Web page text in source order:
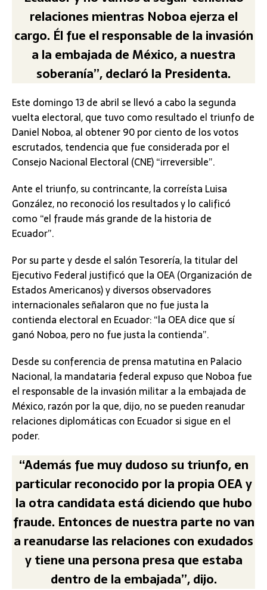
relaciones mientras Noboa ejerza el
cargo. Él fue el responsable de la invasión
a la embajada de México, a nuestra
soberanía”, declaró la Presidenta.
Este domingo 13 de abril se llevó a cabo la segunda
vuelta electoral, que tuvo como resultado el triunfo de
Daniel Noboa, al obtener 90 por ciento de los votos
escrutados, tendencia que fue considerada por el
Consejo Nacional Electoral (CNE) “irreversible”.
Ante el triunfo, su contrincante, la correísta Luisa
González, no reconoció los resultados y lo calificó
como “el fraude más grande de la historia de
Ecuador”.
Por su parte y desde el salón Tesorería, la titular del
Ejecutivo Federal justificó que la OEA (Organización de
Estados Americanos) y diversos observadores
internacionales señalaron que no fue justa la
contienda electoral en Ecuador: “la OEA dice que sí
ganó Noboa, pero no fue justa la contienda”.
Desde su conferencia de prensa matutina en Palacio
Nacional, la mandataria federal expuso que Noboa fue
el responsable de la invasión militar a la embajada de
México, razón por la que, dijo, no se pueden reanudar
relaciones diplomáticas con Ecuador si sigue en el
poder.
“Además fue muy dudoso su triunfo, en
particular reconocido por la propia OEA y
la otra candidata está diciendo que hubo
fraude. Entonces de nuestra parte no van
a reanudarse las relaciones con exudados
y tiene una persona presa que estaba
dentro de la embajada”, dijo.